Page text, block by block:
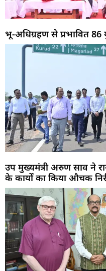
भू-अधिग्रहण से प्रभावित 86
उप मुख्यमंत्री अरुण साव ने
के कार्यों का किया औचक